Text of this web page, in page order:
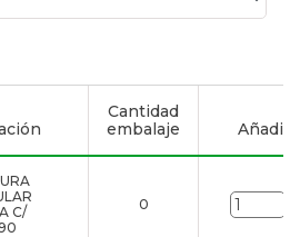
Cantidad
embalaje
Añadir
C/
0